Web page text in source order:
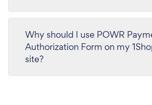
Why should I use POWR
Authorization Form on my
site?